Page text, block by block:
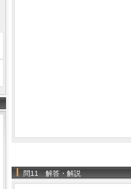
問11 解答・解説